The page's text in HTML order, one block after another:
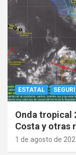
ESTATAL
Onda tropical
Costa y otras
1 de agosto de